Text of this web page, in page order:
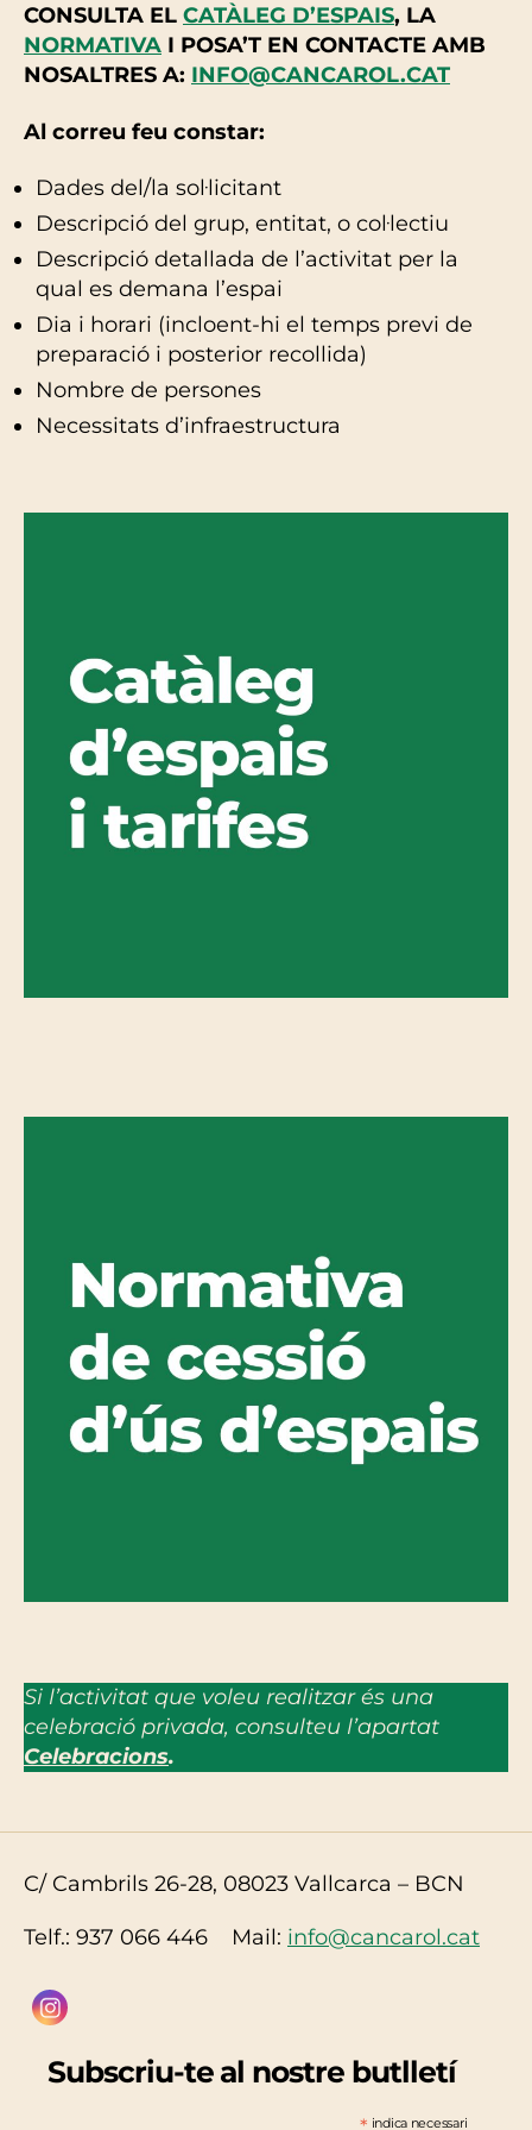
CONSULTA EL CATÀLEG D’ESPAIS, LA
NORMATIVA I POSA’T EN CONTACTE AMB
NOSALTRES A: INFO@CANCAROL.CAT
Al correu feu constar:
Dades del/la sol·licitant
Descripció del grup, entitat, o col·lectiu
Descripció detallada de l’activitat per la
qual es demana l’espai
Dia i horari (incloent-hi el temps previ de
preparació i posterior recollida)
Nombre de persones
Necessitats d’infraestructura
Si l’activitat que voleu realitzar és una
celebració privada, consulteu l’apartat
Celebracions.
C/ Cambrils 26-28, 08023 Vallcarca – BCN
Telf.: 937 066 446 Mail: info@cancarol.cat
Subscriu-te al nostre butlletí
indica necessari